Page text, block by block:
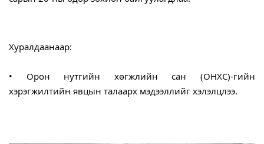
Хуралдаанаар:
• Орон нутгийн хөгжлийн сан (ОНХС)-гийн
хэрэгжилтийн явцын талаарх мэдээллийг хэлэлцлээ.